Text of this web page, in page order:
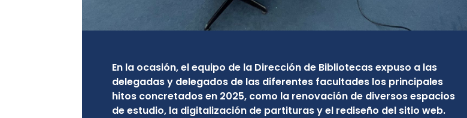
En la ocasión, el equipo de la Dirección de Bibliotecas expuso a las
delegadas y delegados de las diferentes facultades los principales
hitos concretados en 2025, como la renovación de diversos espacios
de estudio, la digitalización de partituras y el rediseño del sitio web.